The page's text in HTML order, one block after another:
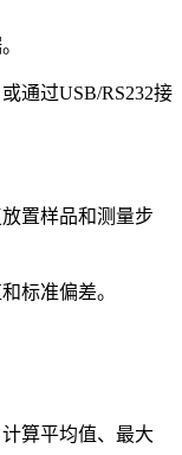
通过USB/RS232接
置样品和测量步
标准偏差。
算平均值、最大